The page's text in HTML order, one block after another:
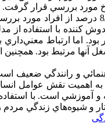
مورد بررسي قرار گرفت.
در مجموع 580 عابر مورد بررسي قرار گرفتند. به
كننده با استفاده
بود. اما ارتباط
آنها مرتبط بود.
و رانندگي ضعيف
نقش عوامل
است. با استفاده
و شيوه‌هاي زندگي مردم